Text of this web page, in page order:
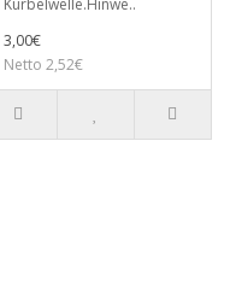
Kurbelwelle.Hinwe..
3,00€
Netto 2,52€